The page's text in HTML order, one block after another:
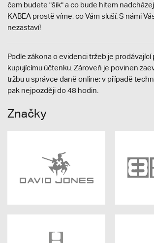
čem budete "šik" a co bude hitem
KABEA prostě víme, co Vám sluší. S námi
nezastaví!
Podle zákona o evidenci tržeb je
kupujícímu účtenku. Zároveň je povinen
tržbu u správce daně online; v případě
pak nejpozději do 48 hodin.
Značky